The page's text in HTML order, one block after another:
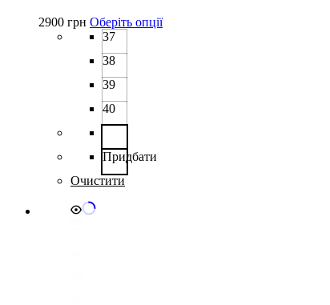
2900 грн Оберіть опціїЦей
37
38
39
40
Придбати
Очистити